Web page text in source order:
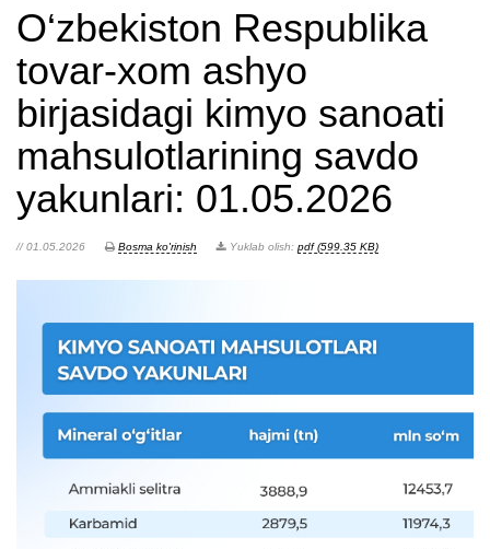
O‘zbekiston Respublika
tovar-xom ashyo
birjasidagi kimyo sanoati
mahsulotlarining savdo
yakunlari: 01.05.2026
// 01.05.2026 Bosma ko'rinish Yuklab olish: pdf (599.35 KB)